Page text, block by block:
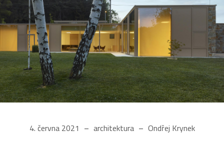
4. června 2021 architektura Ondřej Krynek